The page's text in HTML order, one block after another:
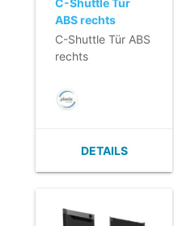
C-Shuttle Tür
ABS rechts
C-Shuttle Tür ABS
rechts
DETAILS